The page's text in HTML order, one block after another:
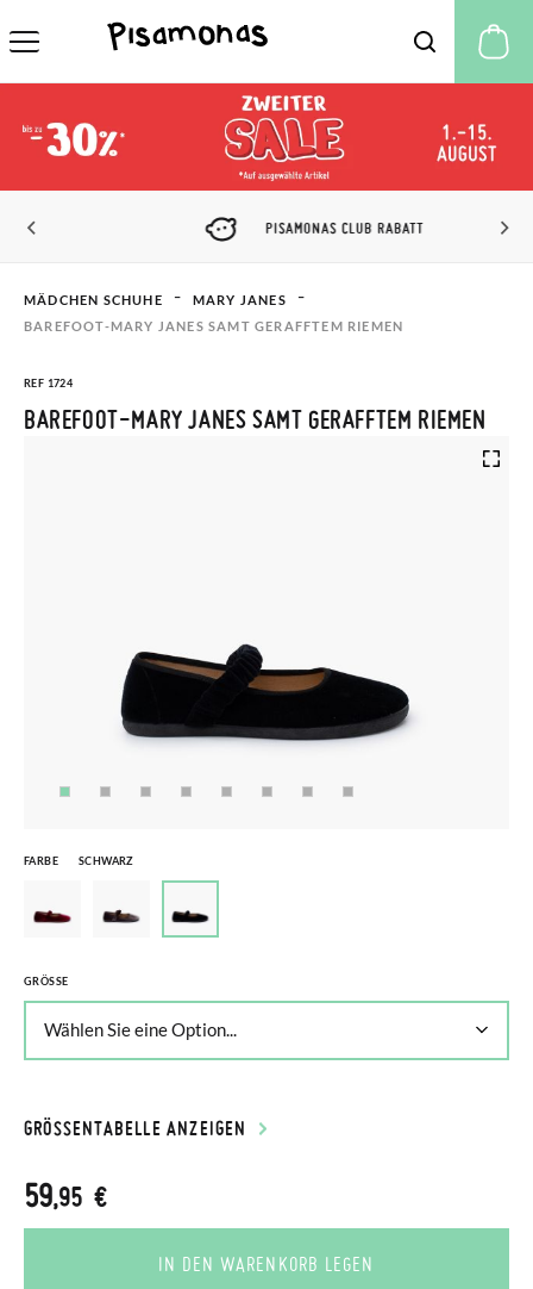
PISAMONAS CLUB RABATT
MÄDCHEN SCHUHE
MARY JANES
BAREFOOT-MARY JANES SAMT GERAFFTEM RIEMEN
REF 1724
BAREFOOT-MARY JANES SAMT GERAFFTEM RIEMEN
FARBE SCHWARZ
GRÖSSE
GRÖSSENTABELLE ANZEIGEN
59,95 €
IN DEN WARENKORB LEGEN